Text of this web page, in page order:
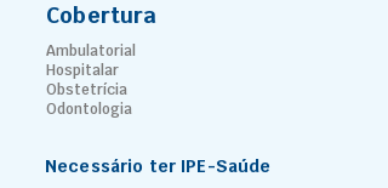
Cobertura
Ambulatorial
Hospitalar
Obstetrícia
Odontologia
Necessário ter IPE-Saúde